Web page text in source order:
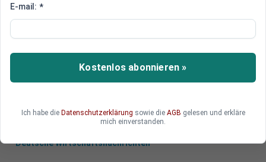
Blick auf Syrien
USA und Russland positionieren
Kriegsschiffe im Mittelmeer
Russland, die USA und weitere Mächte haben im
Deutsche Wirtschaftsnachrichten
E-mail: *
Kostenlos abonnieren »
Ich habe die Datenschutzerklärung sowie die AGB gelesen und erkläre
mich einverstanden.